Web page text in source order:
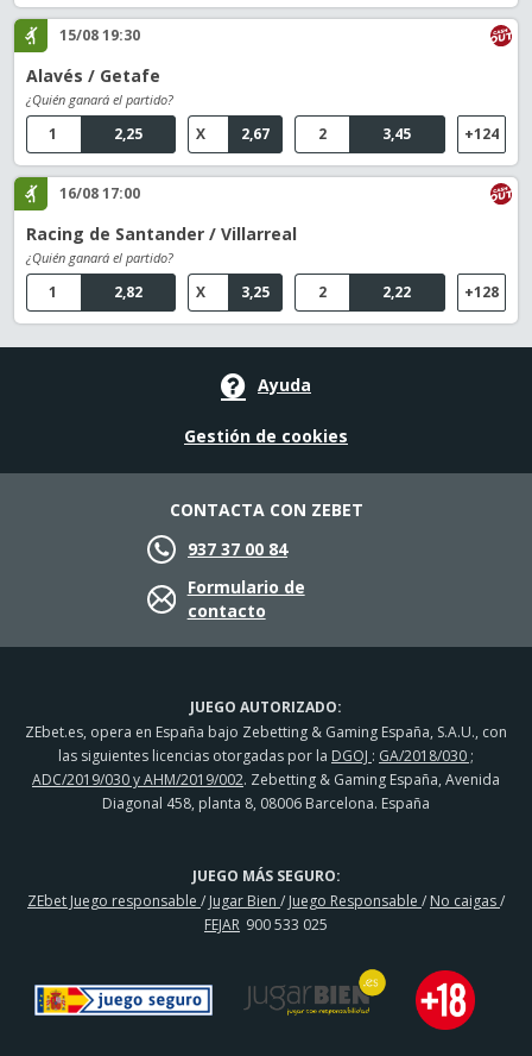
15/08 19:30
Alavés / Getafe
¿Quién ganará el partido?
2,25
1 2,67
X 3,45
2 +124
16/08 17:00
Racing de Santander / Villarreal
¿Quién ganará el partido?
2,82
1 3,25
X 2,22
2 +128
JUEGO AUTORIZADO:
ZEbet.es, opera en España bajo Zebetting & Gaming España, S.A.U., con
las siguientes licencias otorgadas por la DGOJ : GA/2018/030 ;
ADC/2019/030 y AHM/2019/002. Zebetting & Gaming España, Avenida
Diagonal 458, planta 8, 08006 Barcelona. España
JUEGO MÁS SEGURO:
ZEbet Juego responsable / Jugar Bien / Juego Responsable / No caigas/
FEJAR 900 533 025
Ayuda
Gestión de cookies
CONTACTA CON ZEBET
937 37 00 84
Formulario de
contacto